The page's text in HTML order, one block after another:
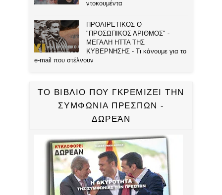
ντοκουμέντα
ΠΡΟΑΙΡΕΤΙΚΟΣ Ο
"ΠΡΟΣΩΠΙΚΟΣ ΑΡΙΘΜΟΣ" -
ΜΕΓΑΛΗ ΗΤΤΑ ΤΗΣ
ΚΥΒΕΡΝΗΣΗΣ - Τι κάνουμε για το
e-mail που στέλνουν
ΤΟ ΒΙΒΛΙΟ ΠΟΥ ΓΚΡΕΜΙΖΕΙ ΤΗΝ
ΣΥΜΦΩΝΙΑ ΠΡΕΣΠΩΝ -
ΔΩΡΕΆΝ